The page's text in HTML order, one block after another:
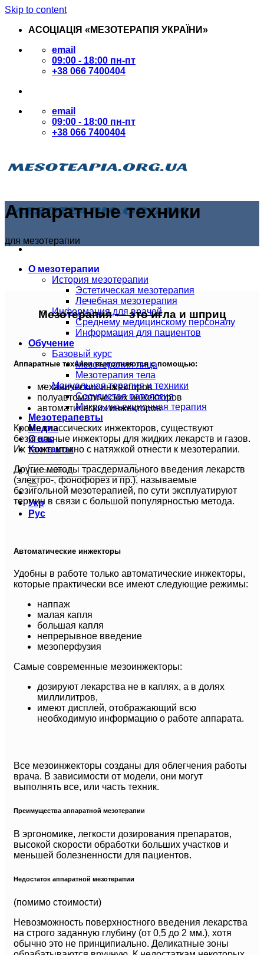
Skip to content
АСОЦІАЦІЯ «МЕЗОТЕРАПІЯ УКРАЇНИ»
email
09:00 - 18:00 пн-пт
+38 066 7400404
email
09:00 - 18:00 пн-пт
+38 066 7400404
О мезотерапии
История мезотерапии
Эстетическая мезотерапия
Лечебная мезотерапия
Информация для врачей
Среднему медицинскому персоналу
Информация для пациентов
Обучение
Базовый курс
Мезотерапия лица
Мезотерапия тела
Мануальная терапия и техники
Сосудистая патология
Микро инъекционная терапия
Мезотерапевты
Медиа
О нас
Контакты
Укр
Рус
Аппаратные техники
для мезотерапии
Мезотерапия — это игла и шприц
Аппаратные техники выполняются с помощью:
механических инжекторов
полуавтоматических инжекторов
автоматических инжекторов
Кроме классических инжекторов, существуют
безигольные инжекторы для жидких лекарств и газов.
Их также можно с натяжкой отнести к мезотерапии.
Другие методы трасдермального введения лекарств
(электро-, фонофорез и пр.), называемые
безигольной мезотерапией, по сути эксплуатируют
термин в связи с большой популярностью метода.
Автоматические инжекторы
Удобны в работе только автоматические инжекторы,
которые практически все имеют следующие режимы:
наппаж
малая капля
большая капля
непрерывное введение
мезоперфузия
Самые современные мезоинжекторы:
дозируют лекарства не в каплях, а в долях
миллилитров,
имеют дисплей, отображающий всю
необходимую информацию о работе аппарата.
Все мезоинжекторы созданы для облегчения работы
врача. В зависимости от модели, они могут
выполнять все, или часть техник.
Преимущества аппаратной мезотерапии
В эргономике, легкости дозирования препаратов,
высокой скорости обработки больших участков и
меньшей болезненности для пациентов.
Недостаток аппаратной мезотерапии
(помимо стоимости)
Невозможность поверхностного введения лекарства
на строго заданную глубину (от 0,5 до 2 мм.), хотя
обычно это не принципиально. Деликатные зоны